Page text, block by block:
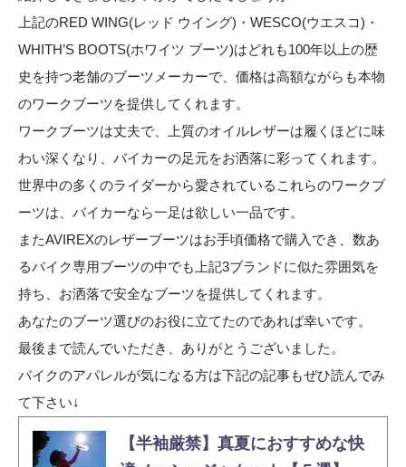
上記のRED WING(レッド ウイング)・WESCO(ウエスコ)・
WHITH’S BOOTS(ホワイツ ブーツ)はどれも100年以上の歴
史を持つ老舗のブーツメーカーで、価格は高額ながらも本物
のワークブーツを提供してくれます。
ワークブーツは丈夫で、上質のオイルレザーは履くほどに味
わい深くなり、バイカーの足元をお洒落に彩ってくれます。
世界中の多くのライダーから愛されているこれらのワークブ
ーツは、バイカーなら一足は欲しい一品です。
またAVIREXのレザーブーツはお手頃価格で購入でき、数あ
るバイク専用ブーツの中でも上記3ブランドに似た雰囲気を
持ち、お洒落で安全なブーツを提供してくれます。
あなたのブーツ選びのお役に立てたのであれば幸いです。
最後まで読んでいただき、ありがとうございました。
バイクのアパレルが気になる方は下記の記事もぜひ読んでみ
て下さい↓
【半袖厳禁】真夏におすすめな快